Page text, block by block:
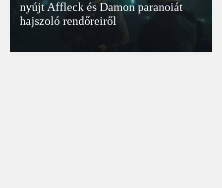
nyújt Affleck és Damon paranoiát
hajszoló rendőreiről